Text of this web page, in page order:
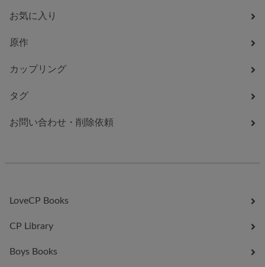
お気に入り
原作
カップリング
タグ
お問い合わせ・削除依頼
LoveCP Books
CP Library
Boys Books